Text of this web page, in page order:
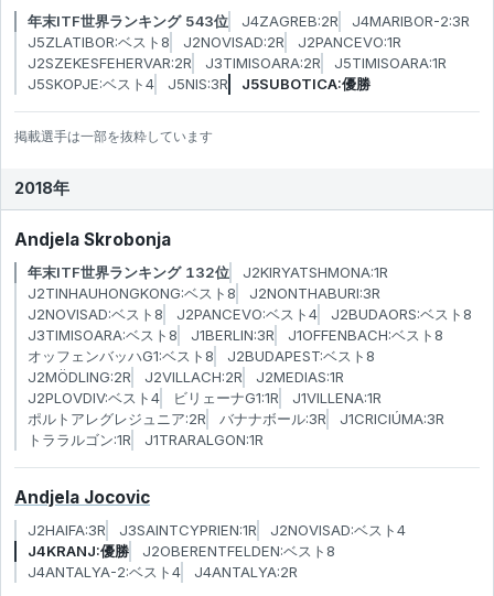
年末ITF世界ランキング 543位 J4ZAGREB:2R
J4MARIBOR-2:3R
J5ZLATIBOR:ベスト8
J2NOVISAD:2R
J2PANCEVO:1R
J2SZEKESFEHERVAR:2R
J3TIMISOARA:2R
J5TIMISOARA:1R
J5SKOPJE:ベスト4
J5NIS:3R J5SUBOTICA:優勝
掲載選手は一部を抜粋しています
2018年
Andjela Skrobonja
年末ITF世界ランキング 132位
J2KIRYATSHMONA:1R
J2TINHAUHONGKONG:ベスト8
J2NONTHABURI:3R
J2NOVISAD:ベスト8
J2PANCEVO:ベスト4
J2BUDAORS:ベスト8
J3TIMISOARA:ベスト8
J1BERLIN:3R
J1OFFENBACH:ベスト8
オッフェンバッハG1:ベスト8
J2BUDAPEST:ベスト8
J2MÖDLING:2R
J2VILLACH:2R
J2MEDIAS:1R
J2PLOVDIV:ベスト4
ビリェーナG1:1R
J1VILLENA:1R
ポルトアレグレジュニア:2R
バナナボール:3R
J1CRICIÚMA:3R
トララルゴン:1R
J1TRARALGON:1R
Andjela Jocovic
J2HAIFA:3R J3SAINTCYPRIEN:1R
J2NOVISAD:ベスト4
J4KRANJ:優勝
J2OBERENTFELDEN:ベスト8
J4ANTALYA-2:ベスト4
J4ANTALYA:2R